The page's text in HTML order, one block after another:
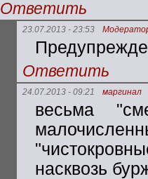
Ответить
23.07.2013 - 23:53
Ответить
24.07.2013 - 09:21 маргинал
весьма
насквозь